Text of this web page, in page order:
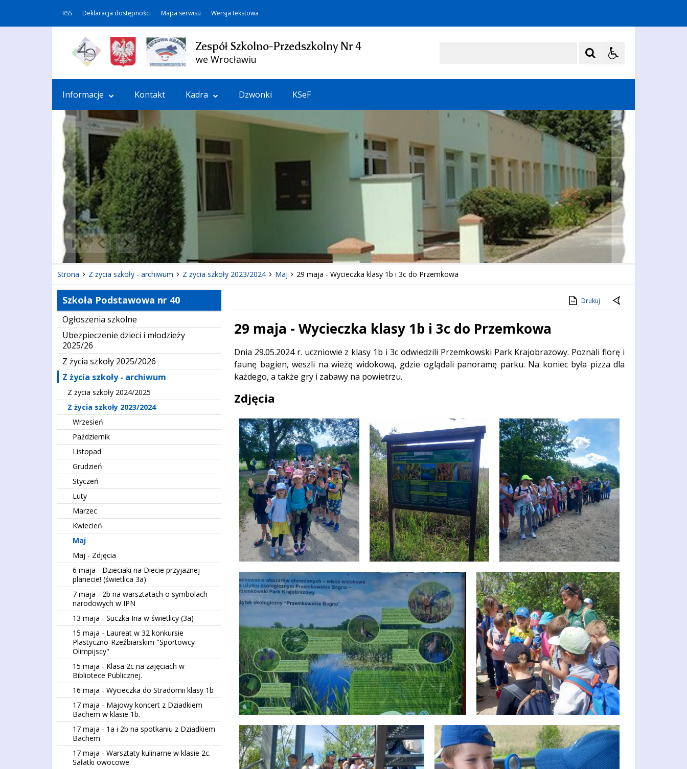
RSS Deklaracja dostępności Mapa serwisu Wersja tekstowa
Zespół Szkolno-Przedszkolny Nr 4
we Wrocławiu
Informacje Kontakt Kadra Dzwonki KSeF
Poprzedni Element
Następny Element
❚❚
Strona Z życia szkoły - archiwum Z życia szkoły 2023/2024 Maj 29 maja - Wycieczka klasy 1b i 3c do Przemkowa
Szkoła Podstawowa nr 40
Ogłoszenia szkolne
Ubezpieczenie dzieci i młodzieży
2025/26
Z życia szkoły 2025/2026
Z życia szkoły - archiwum
Z życia szkoły 2024/2025
Z życia szkoły 2023/2024
Wrzesień
Październik
Listopad
Grudzień
Styczeń
Luty
Marzec
Kwiecień
Maj
Maj - Zdjęcia
6 maja - Dzieciaki na Diecie przyjaznej
planecie! (świetlica 3a)
7 maja - 2b na warsztatach o symbolach
narodowych w IPN
13 maja - Suczka Ina w świetlicy (3a)
15 maja - Laureat w 32 konkursie
Plastyczno-Rzeźbiarskim "Sportowcy
Olimpijscy"
15 maja - Klasa 2c na zajęciach w
Bibliotece Publicznej.
16 maja - Wycieczka do Stradomii klasy 1b
17 maja - Majowy koncert z Dziadkiem
Bachem w klasie 1b.
17 maja - 1a i 2b na spotkaniu z Dziadkiem
Bachem
17 maja - Warsztaty kulinarne w klasie 2c.
Sałatki owocowe.
Drukuj
29 maja - Wycieczka klasy 1b i 3c do Przemkowa
Treść
Dnia 29.05.2024 r. uczniowie z klasy 1b i 3c odwiedzili Przemkowski Park Krajobrazowy. Poznali florę i
faunę bagien, weszli na wieżę widokową, gdzie oglądali panoramę parku. Na koniec była pizza dla
każdego, a także gry i zabawy na powietrzu.
Zdjęcia